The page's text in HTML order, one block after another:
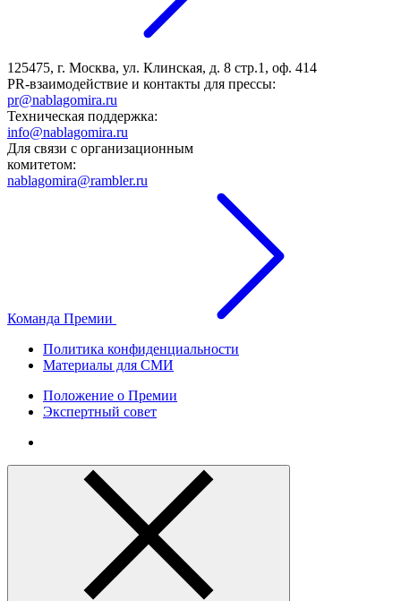
125475, г. Москва, ул. Клинская, д. 8 стр.1, оф. 414
PR-взаимодействие и контакты для прессы:
pr@nablagomira.ru
Техническая поддержка:
info@nablagomira.ru
Для связи с организационным
комитетом:
nablagomira@rambler.ru
Команда Премии
Политика конфиденциальности
Материалы для СМИ
Положение о Премии
Экспертный совет